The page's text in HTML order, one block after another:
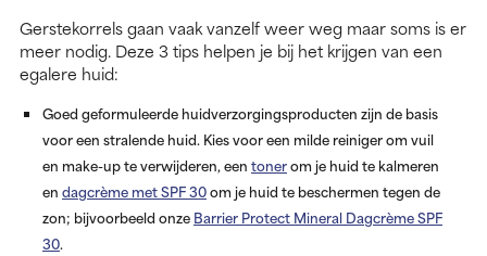
Gerstekorrels gaan vaak vanzelf weer weg maar soms is er
meer nodig. Deze 3 tips helpen je bij het krijgen van een
egalere huid:
Goed geformuleerde huidverzorgingsproducten zijn de basis
voor een stralende huid. Kies voor een milde reiniger om vuil
en make-up te verwijderen, een tonerom je huid te kalmeren
en dagcrème met SPF 30om je huid te beschermen tegen de
zon; bijvoorbeeld onze Barrier Protect Mineral Dagcrème SPF
30.